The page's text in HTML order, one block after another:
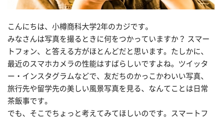
こんにちは、小樽商科大学2年のカジです。
みなさんは写真を撮るときに何をつかっていますか？ スマー
トフォン、と答える方がほとんどだと思います。たしかに、
最近のスマホカメラの性能はすばらしいですよね。ツイッタ
ー・インスタグラムなどで、友だちのかっこかわいい写真、
旅行先や留学先の美しい風景写真を見る、なんてことは日常
茶飯事です。
でも、そこでちょっと考えてみてほしいのです。スマートフ